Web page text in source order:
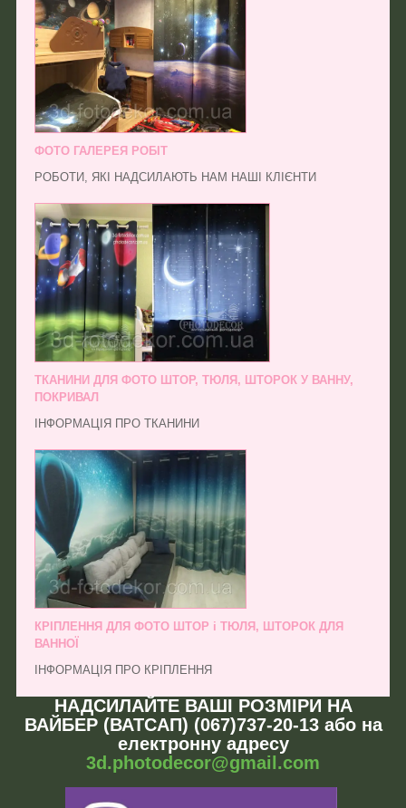
ФОТО ГАЛЕРЕЯ РОБІТ
РОБОТИ, ЯКІ НАДСИЛАЮТЬ НАМ НАШІ КЛІЄНТИ
ТКАНИНИ ДЛЯ ФОТО ШТОР, ТЮЛЯ, ШТОРОК У ВАННУ,
ПОКРИВАЛ
ІНФОРМАЦІЯ ПРО ТКАНИНИ
КРІПЛЕННЯ ДЛЯ ФОТО ШТОР і ТЮЛЯ, ШТОРОК ДЛЯ
ВАННОЇ
ІНФОРМАЦІЯ ПРО КРІПЛЕННЯ
НАДСИЛАЙТЕ ВАШІ РОЗМІРИ НА
ВАЙБЕР (ВАТСАП) (067)737-20-13 або на
електронну адресу
3d.photodecor@gmail.com